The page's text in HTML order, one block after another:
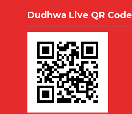
Dudhwa Live QR Code